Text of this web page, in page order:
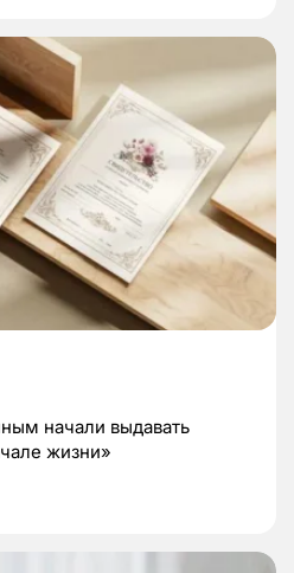
начали выдавать
жизни»